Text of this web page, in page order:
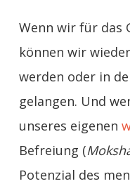
Wenn wir für das
können wir
werden oder in
gelangen. Und
unseres eigenen
Befreiung (
Potenzial des